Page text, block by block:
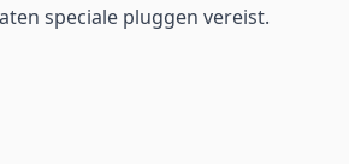
speciale pluggen vereist.